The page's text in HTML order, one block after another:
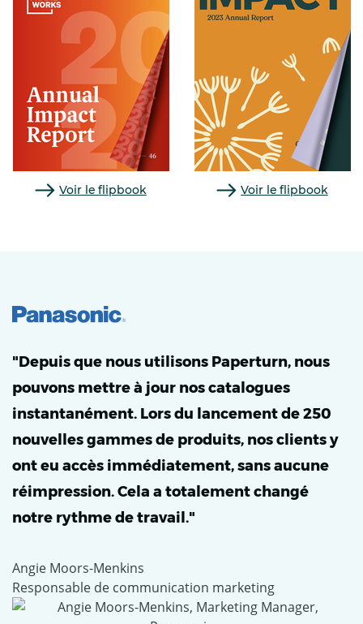
Voir le flipbook Voir le flipbook
"Depuis que nous utilisons Paperturn, nous
pouvons mettre à jour nos catalogues
instantanément. Lors du lancement de 250
nouvelles gammes de produits, nos clients y
ont eu accès immédiatement, sans aucune
réimpression. Cela a totalement changé
notre rythme de travail."
Angie Moors-Menkins
Responsable de communication marketing